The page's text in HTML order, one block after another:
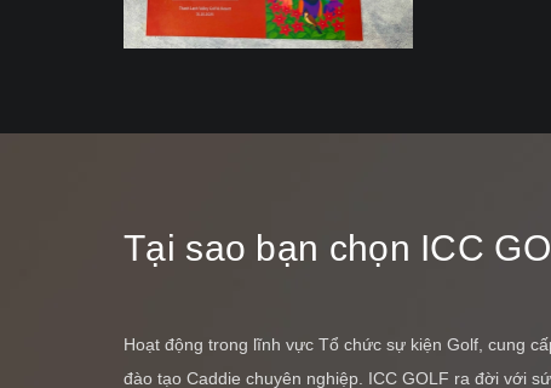
Tại sao bạn chọn ICC
Hoạt động trong lĩnh vực Tổ chức sự kiện Golf, cung
đào tạo Caddie chuyên nghiệp. ICC GOLF ra đời với